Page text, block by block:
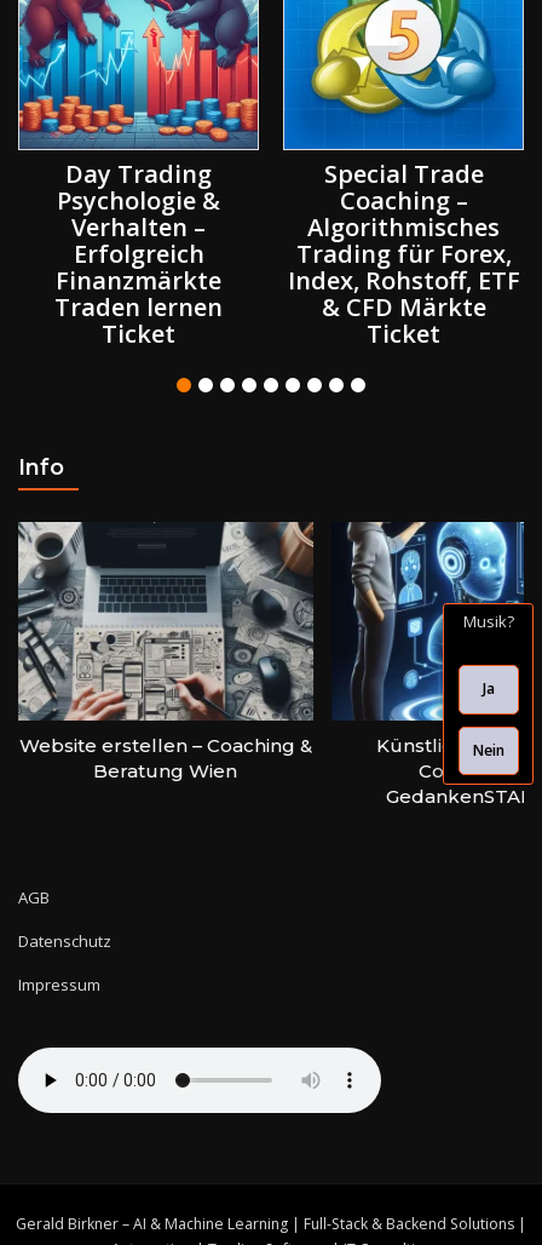
Day Trading
Psychologie &
Verhalten –
Erfolgreich
Finanzmärkte
Traden lernen
Ticket
Special Trade
Coaching –
Algorithmisches
Trading für Forex,
Index, Rohstoff, ETF
& CFD Märkte
Ticket
Info
erstellen – Coaching &
Beratung Wien
Künstliche Intelligenz
Coaching bei
GedankenSTARTEN
AGB
Datenschutz
Impressum
Musik?
Ja
Nein
Gerald Birkner – AI & Machine Learning | Full-Stack & Backend Solutions |